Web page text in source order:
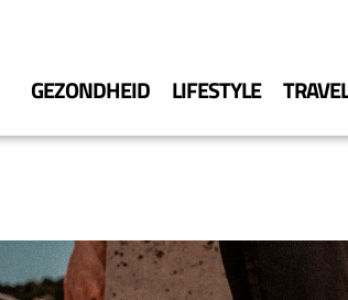
GEZONDHEID LIFESTYLE TRAVEL